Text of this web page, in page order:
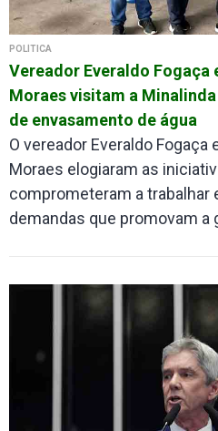
POLÍTICA
Vereador Everaldo
Moraes visitam a
de envasamento de água
O vereador Everaldo
Moraes elogiaram as
comprometeram a trabalhar
demandas que promovam a